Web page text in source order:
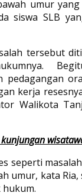
umur
siswa SLB
tersebut
pedagangan
kerja
Walikota
seperti
umur, kata